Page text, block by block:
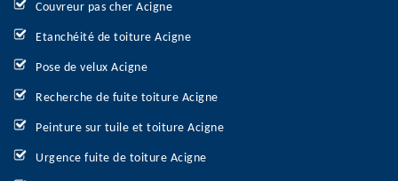
Couvreur pas cher Acigne
Etanchéité de toiture Acigne
Pose de velux Acigne
Recherche de fuite toiture Acigne
Peinture sur tuile et toiture Acigne
Urgence fuite de toiture Acigne